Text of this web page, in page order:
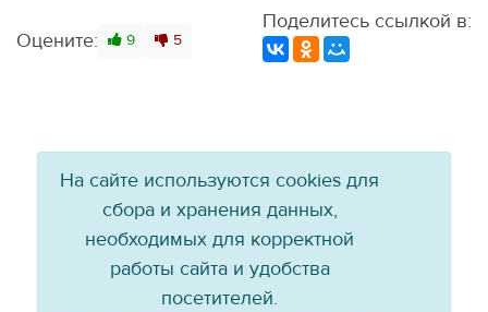
Оцените: 9 5
Поделитесь ссылкой в:
На сайте используются cookies для
сбора и хранения данных,
необходимых для корректной
работы сайта и удобства
посетителей.